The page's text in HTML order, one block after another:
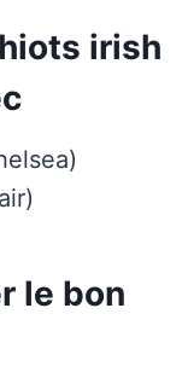
irish
le bon